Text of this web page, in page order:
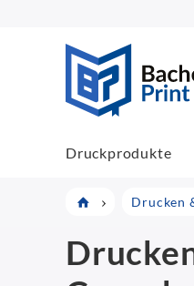
Druckprodukte
Drucken